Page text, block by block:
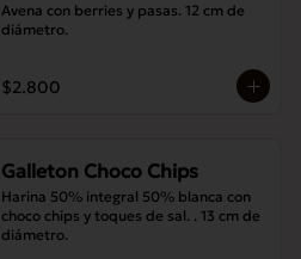
Avena con berries y pasas. 12 cm de
diámetro.
$2.800
Galleton Choco Chips
Harina 50% integral 50% blanca con
choco chips y toques de sal. . 13 cm de
diámetro.